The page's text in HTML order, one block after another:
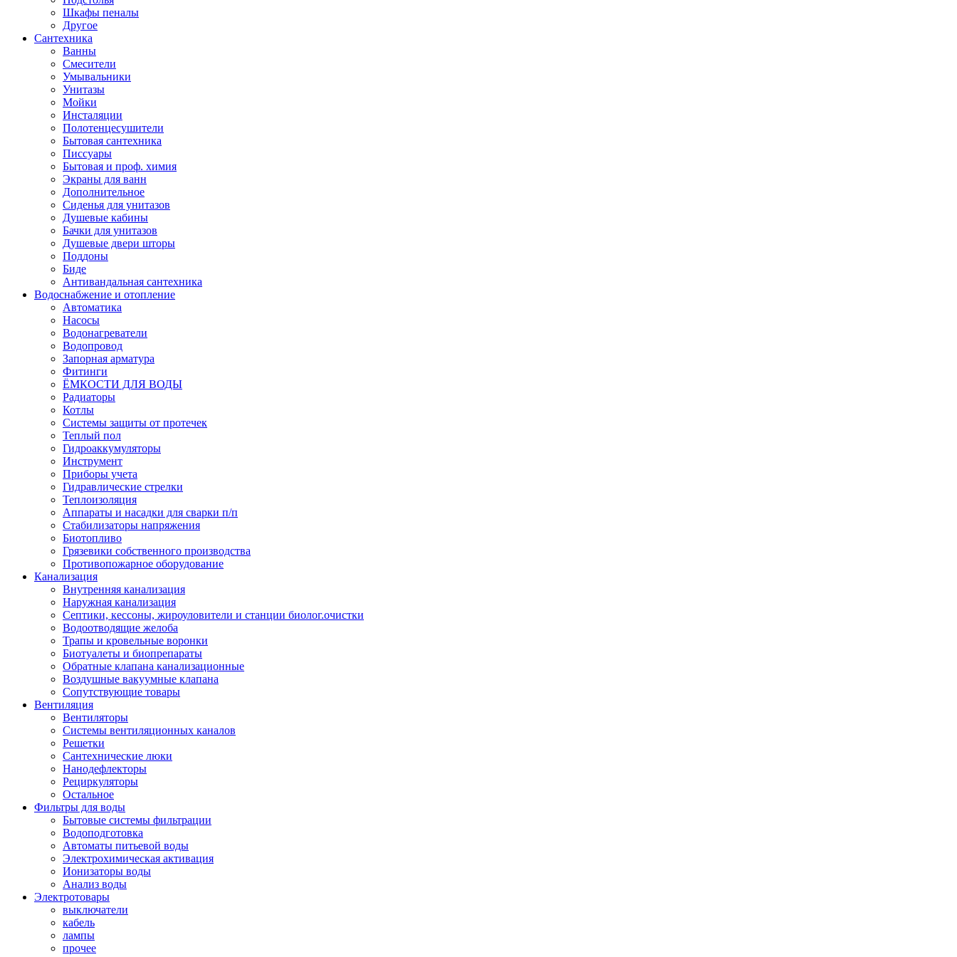
Шкафы пеналы
Другое
Сантехника
Ванны
Смесители
Умывальники
Унитазы
Мойки
Инсталяции
Полотенцесушители
Бытовая сантехника
Писсуары
Бытовая и проф. химия
Экраны для ванн
Дополнительное
Сиденья для унитазов
Душевые кабины
Бачки для унитазов
Душевые двери шторы
Поддоны
Биде
Антивандальная сантехника
Водоснабжение и отопление
Автоматика
Насосы
Водонагреватели
Водопровод
Запорная арматура
Фитинги
ЁМКОСТИ ДЛЯ ВОДЫ
Радиаторы
Котлы
Системы защиты от протечек
Теплый пол
Гидроаккумуляторы
Инструмент
Приборы учета
Гидравлические стрелки
Теплоизоляция
Аппараты и насадки для сварки п/п
Стабилизаторы напряжения
Биотопливо
Грязевики собственного производства
Противопожарное оборудование
Канализация
Внутренняя канализация
Наружная канализация
Септики, кессоны, жироуловители и станции биолог.очистки
Водоотводящие желоба
Трапы и кровельные воронки
Биотуалеты и биопрепараты
Обратные клапана канализационные
Воздушные вакуумные клапана
Сопутствующие товары
Вентиляция
Вентиляторы
Системы вентиляционных каналов
Решетки
Сантехнические люки
Нанодефлекторы
Рециркуляторы
Остальное
Фильтры для воды
Бытовые системы фильтрации
Водоподготовка
Автоматы питьевой воды
Электрохимическая активация
Ионизаторы воды
Анализ воды
Электротовары
выключатели
кабель
лампы
прочее